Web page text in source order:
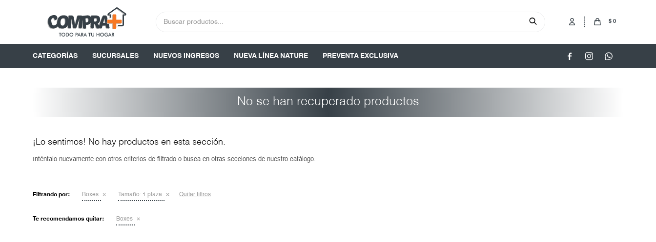
CATEGORÍAS SUCURSALES NUEVOS INGRESOS NUEVA LÍNEA NATURE PREVENTA EXCLUSIVA
$ 0
  
No se han recuperado productos
¡Lo sentimos! No hay productos en esta sección.
Inténtalo nuevamente con otros criterios de filtrado o busca en otras secciones de nuestro catálogo.
Filtrando por: Boxes Tamaño: 1 plaza Quitar filtros
Te recomendamos quitar: Boxes